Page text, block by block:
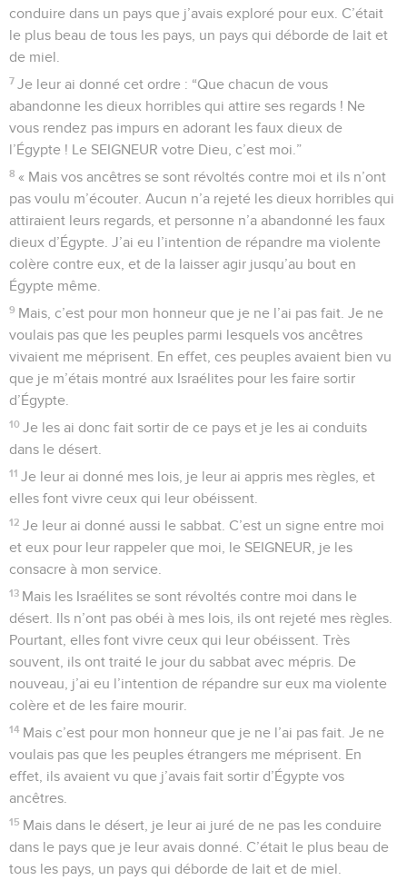
conduire dans un pays que j’avais exploré pour eux. C’était
le plus beau de tous les pays, un pays qui déborde de lait et
de miel.
7 Je leur ai donné cet ordre : “Que chacun de vous
abandonne les dieux horribles qui attire ses regards ! Ne
vous rendez pas impurs en adorant les faux dieux de
l’Égypte ! Le SEIGNEUR votre Dieu, c’est moi.”
8 « Mais vos ancêtres se sont révoltés contre moi et ils n’ont
pas voulu m’écouter. Aucun n’a rejeté les dieux horribles qui
attiraient leurs regards, et personne n’a abandonné les faux
dieux d’Égypte. J’ai eu l’intention de répandre ma violente
colère contre eux, et de la laisser agir jusqu’au bout en
Égypte même.
9 Mais, c’est pour mon honneur que je ne l’ai pas fait. Je ne
voulais pas que les peuples parmi lesquels vos ancêtres
vivaient me méprisent. En effet, ces peuples avaient bien vu
que je m’étais montré aux Israélites pour les faire sortir
d’Égypte.
10 Je les ai donc fait sortir de ce pays et je les ai conduits
dans le désert.
11 Je leur ai donné mes lois, je leur ai appris mes règles, et
elles font vivre ceux qui leur obéissent.
12 Je leur ai donné aussi le sabbat. C’est un signe entre moi
et eux pour leur rappeler que moi, le SEIGNEUR, je les
consacre à mon service.
13 Mais les Israélites se sont révoltés contre moi dans le
désert. Ils n’ont pas obéi à mes lois, ils ont rejeté mes règles.
Pourtant, elles font vivre ceux qui leur obéissent. Très
souvent, ils ont traité le jour du sabbat avec mépris. De
nouveau, j’ai eu l’intention de répandre sur eux ma violente
colère et de les faire mourir.
14 Mais c’est pour mon honneur que je ne l’ai pas fait. Je ne
voulais pas que les peuples étrangers me méprisent. En
effet, ils avaient vu que j’avais fait sortir d’Égypte vos
ancêtres.
15 Mais dans le désert, je leur ai juré de ne pas les conduire
dans le pays que je leur avais donné. C’était le plus beau de
tous les pays, un pays qui déborde de lait et de miel.